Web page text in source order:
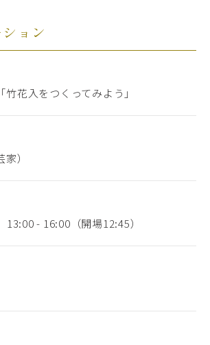
ョン
花入をつくってみよう」
）
- 16:00（開場12:45）